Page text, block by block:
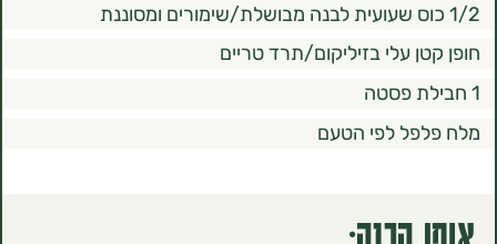
עלי בזיליקום/תרד טריים
לפי הטעם